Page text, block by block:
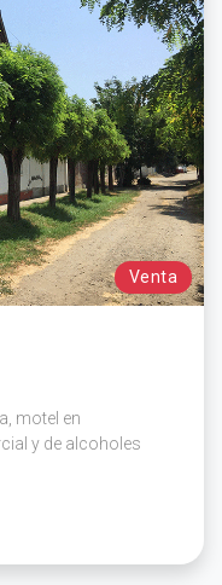
Venta
motel en
y de alcoholes